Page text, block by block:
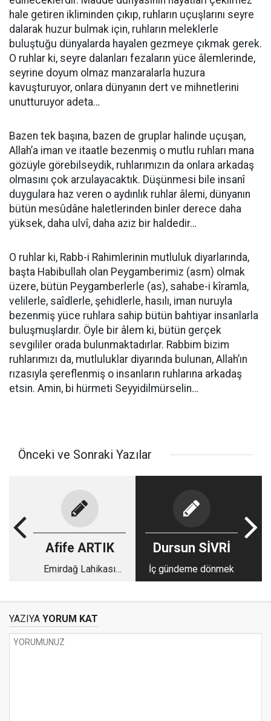
hale getiren ikliminden çıkıp, ruhların uçuşlarını seyre
dalarak huzur bulmak için, ruhların meleklerle
buluştuğu dünyalarda hayalen gezmeye çıkmak gerek.
O ruhlar ki, seyre dalanları fezaların yüce âlemlerinde,
seyrine doyum olmaz manzaralarla huzura
kavuşturuyor, onlara dünyanın dert ve mihnetlerini
unutturuyor adeta…
Bazen tek başına, bazen de gruplar halinde uçuşan,
Allah’a iman ve itaatle bezenmiş o mutlu ruhları mana
gözüyle görebilseydik, ruhlarımızın da onlara arkadaş
olmasını çok arzulayacaktık. Düşünmesi bile insanî
duygulara haz veren o aydınlık ruhlar âlemi, dünyanın
bütün mesûdâne haletlerinden binler derece daha
yüksek, daha ulvî, daha aziz bir haldedir…
O ruhlar ki, Rabb-i Rahimlerinin mutluluk diyarlarında,
başta Habibullah olan Peygamberimiz (asm) olmak
üzere, bütün Peygamberlerle (as), sahabe-i kîramla,
velilerle, saîdlerle, şehidlerle, hasılı, iman nuruyla
bezenmiş yüce ruhlara sahip bütün bahtiyar insanlarla
buluşmuşlardır. Öyle bir âlem ki, bütün gerçek
sevgililer orada bulunmaktadırlar. Rabbim bizim
ruhlarımızı da, mutluluklar diyarında bulunan, Allah’ın
rızasıyla şereflenmiş o insanların ruhlarına arkadaş
etsin. Amin, bi hürmeti Seyyidilmürselin…
Önceki ve Sonraki Yazılar
Afife ARTIK
Emirdağ Lahikası
Dursun SİVRİ
İç gündeme dönmek
YAZIYA YORUM KAT